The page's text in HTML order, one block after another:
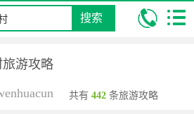
搜索
游攻略
共有442 条旅游攻略